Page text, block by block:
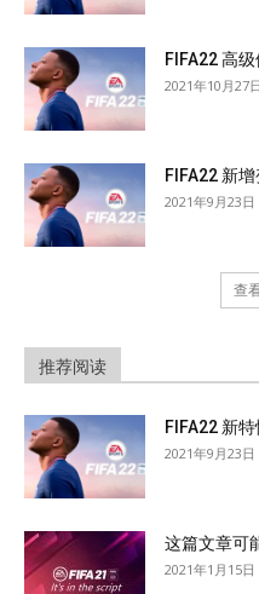
FIFA22 高
2021年10月27日
FIFA22 新
2021年9月23日
查
推荐阅读
FIFA22 新
2021年9月23日
这篇文章可
2021年1月15日